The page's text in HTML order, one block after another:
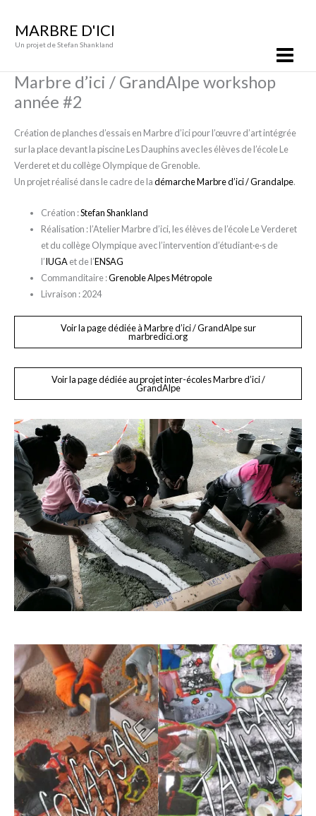
contenuMARBRE D'ICI
Un projet de Stefan Shankland
Marbre d’ici / GrandAlpe workshop
année #2
Création de planches d’essais en Marbre d’ici pour l’œuvre d’art intégrée
sur la place devant la piscine Les Dauphins avec les élèves de l’école Le
Verderet et du collège Olympique de Grenoble.
Un projet réalisé dans le cadre de ladémarche Marbre d’ici / Grandalpe.
Création :Stefan Shankland
Réalisation : l’Atelier Marbre d’ici, les élèves de l’école Le Verderet
et du collège Olympique avec l’intervention d’étudiant·e·s de
l’IUGA et de l’ENSAG
Commanditaire :Grenoble Alpes Métropole
Livraison : 2024
Voir la page dédiée à Marbre d’ici / GrandAlpe sur
marbredici.org
Voir la page dédiée au projet inter-écoles Marbre d’ici /
GrandAlpe